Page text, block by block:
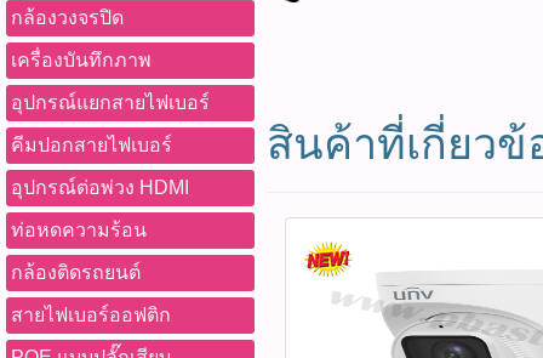
กล้องวงจรปิด
เครื่องบันทึกภาพ
อุปกรณ์แยกสายไฟเบอร์
คีมปอกสายไฟเบอร์
อุปกรณ์ต่อพ่วง HDMI
ท่อหดความร้อน
กล้องติดรถยนต์
สายไฟเบอร์ออฟติก
สินค้าที่เกี่ยวข้